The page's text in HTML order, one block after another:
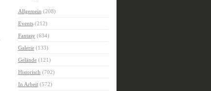
Allgemein (208)
Events(212)
Fantasy(634)
Galerie(133)
Gelände(121)
Historisch (702)
In Arbeit(572)